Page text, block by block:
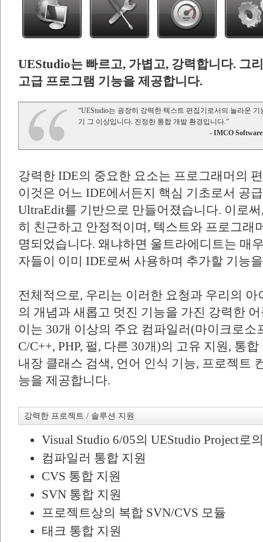
UEStudio는 빠르고, 가볍고, 강력합니다. 그
고급 프로그램 기능을 제공합니다.
“UEStudio는 굉장히 강력한 텍스트 편집기로서의 놀라운
기 그 이상입니다. 진정한 통합 개발 환경입니다.”
- IMCO Software
강력한 IDE의 중요한 요소는 프로그래머의
이것은 어느 IDE에서든지 핵심 기초로서 공
UltraEdit를 기반으로 만들어졌습니다. 이로
히 친근하고 안정적이며, 텍스트와 프로그래
명되었습니다. 왜냐하면 울트라에디트는 매
자들이 이미 IDE로써 사용하며 추가할 기능
전체적으로, 우리는 이러한 요청과 우리의
의 개념과 새롭고 멋진 기능을 가진 강력한
이는 30개 이상의 주요 컴파일러(마이크로소
C/C++, PHP, 펄, 다른 30개)의 고유 지원, 통
내장 클래스 검색, 언어 인식 기능, 프로젝트
능을 제공합니다.
강력한 프로젝트 / 솔루션 지원
Visual Studio 6/05의 UEStudio Project로
컴파일러 통합 지원
CVS 통합 지원
SVN 통합 지원
프로젝트상의 복합 SVN/CVS 모듈
태크 통합 지원